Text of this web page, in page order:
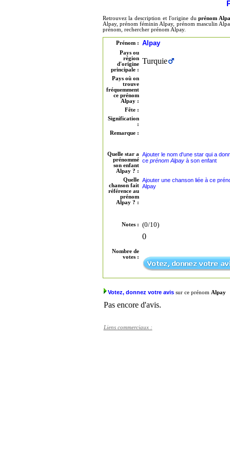
Retrouvez la description et l'origine duprénom
Alpay, prénom féminin Alpay, prénom masculin
prénom, rechercher prénom Alpay.
Prénom : Alpay
Pays ou
région
d'origine
principale :
Turquie
Pays où on
trouve
fréquemment
ce prénom
Alpay :
Fête :
Signification
:
Remarque :
Quelle star a
prénommé
son enfant
Alpay ? :
Ajouter le nom d'une star qui a
ce prénom Alpayà son enfant
Quelle
chanson fait
référence au
prénom
Alpay ? :
Ajouter une chanson liée à ce
Alpay
Notes : (0/10)
Nombre de
votes :
0
Votez, donnez votre avissur ce prénom Alpay
Pas encore d'avis.
Liens commerciaux :